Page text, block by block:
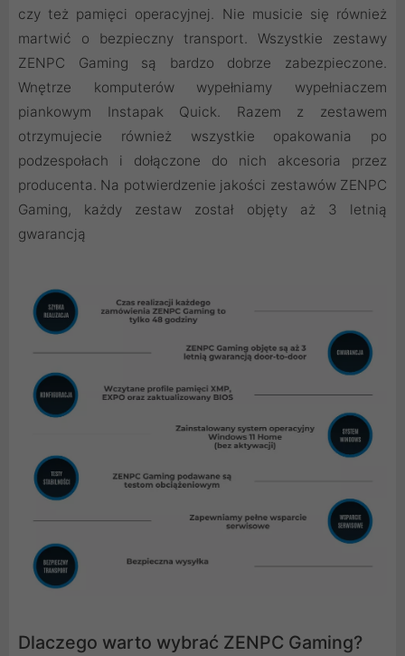
czy też pamięci operacyjnej. Nie musicie się również
martwić o bezpieczny transport. Wszystkie zestawy
ZENPC Gaming są bardzo dobrze zabezpieczone.
Wnętrze komputerów wypełniamy wypełniaczem
piankowym Instapak Quick. Razem z zestawem
otrzymujecie również wszystkie opakowania po
podzespołach i dołączone do nich akcesoria przez
producenta. Na potwierdzenie jakości zestawów ZENPC
Gaming, każdy zestaw został objęty aż 3 letnią
gwarancją
Dlaczego warto wybrać ZENPC Gaming?